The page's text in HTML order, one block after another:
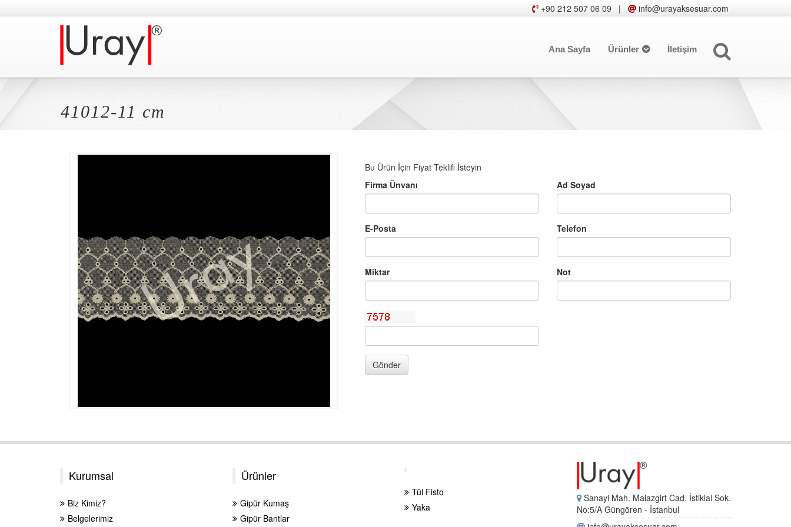
+90 212 507 06 09 | info@urayaksesuar.com
Ana Sayfa Ürünler İletişim
41012-11 cm
Bu Ürün İçin Fiyat Teklifi İsteyin
Firma Ünvanı
Ad Soyad
E-Posta Telefon
Miktar Not
Gönder
Kurumsal
Biz Kimiz?
Belgelerimiz
Ürünler
Gipür Kumaş
Gipür Bantlar
Tül Fisto
Yaka
Sanayi Mah. Malazgirt Cad. İstiklal Sok.
No:5/A Güngören - İstanbul